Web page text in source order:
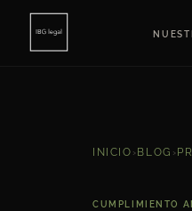
INICIO ›BLOG ›
CUMPLIMIENTO